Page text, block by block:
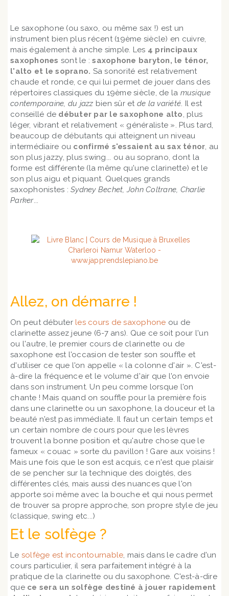
Le saxophone (ou saxo, ou même sax !) est un
instrument bien plus récent (19ème siècle) en cuivre,
mais également à anche simple. Les 4 principaux
saxophones sont le :saxophone baryton, le ténor,
l'alto et le soprano. Sa sonorité est relativement
chaude et ronde, ce qui lui permet de jouer dans des
répertoires classiques du 19ème siècle, de la musique
contemporaine, du jazz bien sûr et de la variété. Il est
conseillé de débuter par le saxophone alto, plus
léger, vibrant et relativement « généraliste ». Plus tard,
beaucoup de débutants qui atteignent un niveau
intermédiaire ou confirmé s'essaient au sax ténor, au
son plus jazzy, plus swing... ou au soprano, dont la
forme est différente (la même qu'une clarinette) et le
son plus aigu et piquant. Quelques grands
saxophonistes : Sydney Bechet, John Coltrane, Charlie
Parker...
Allez, on démarre !
On peut débuter les cours de saxophone ou de
clarinette assez jeune (6-7 ans). Que ce soit pour l'un
ou l'autre, le premier cours de clarinette ou de
saxophone est l'occasion de tester son souffle et
d'utiliser ce que l'on appelle « la colonne d'air ». C'est-
à-dire la fréquence et le volume d'air que l'on envoie
dans son instrument. Un peu comme lorsque l'on
chante ! Mais quand on souffle pour la première fois
dans une clarinette ou un saxophone, la douceur et la
beauté n'est pas immédiate. Il faut un certain temps et
un certain nombre de cours pour que les lèvres
trouvent la bonne position et qu'autre chose que le
fameux « couac » sorte du pavillon ! Gare aux voisins !
Mais une fois que le son est acquis, ce n'est que plaisir
de se pencher sur la technique des doigtés, des
différentes clés, mais aussi des nuances que l'on
apporte soi même avec la bouche et qui nous permet
de trouver sa propre approche, son propre style de jeu
(classique, swing etc...)
Et le solfège ?
Le solfège est incontournable, mais dans le cadre d'un
cours particulier, il sera parfaitement intégré à la
pratique de la clarinette ou du saxophone. C'est-à-dire
que ce sera un solfège destiné à jouer rapidement